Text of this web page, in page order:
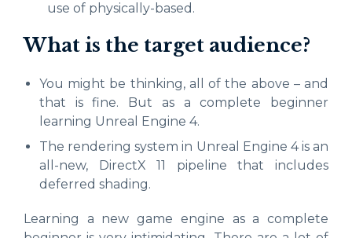
use of physically-based.
What is the target audience?
You might be thinking, all of the above – and
that is fine. But as a complete beginner
learning Unreal Engine 4.
The rendering system in Unreal Engine 4 is an
all-new, DirectX 11 pipeline that includes
deferred shading.
Learning a new game engine as a complete